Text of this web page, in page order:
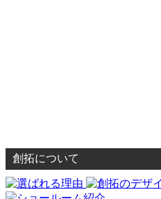
創拓について